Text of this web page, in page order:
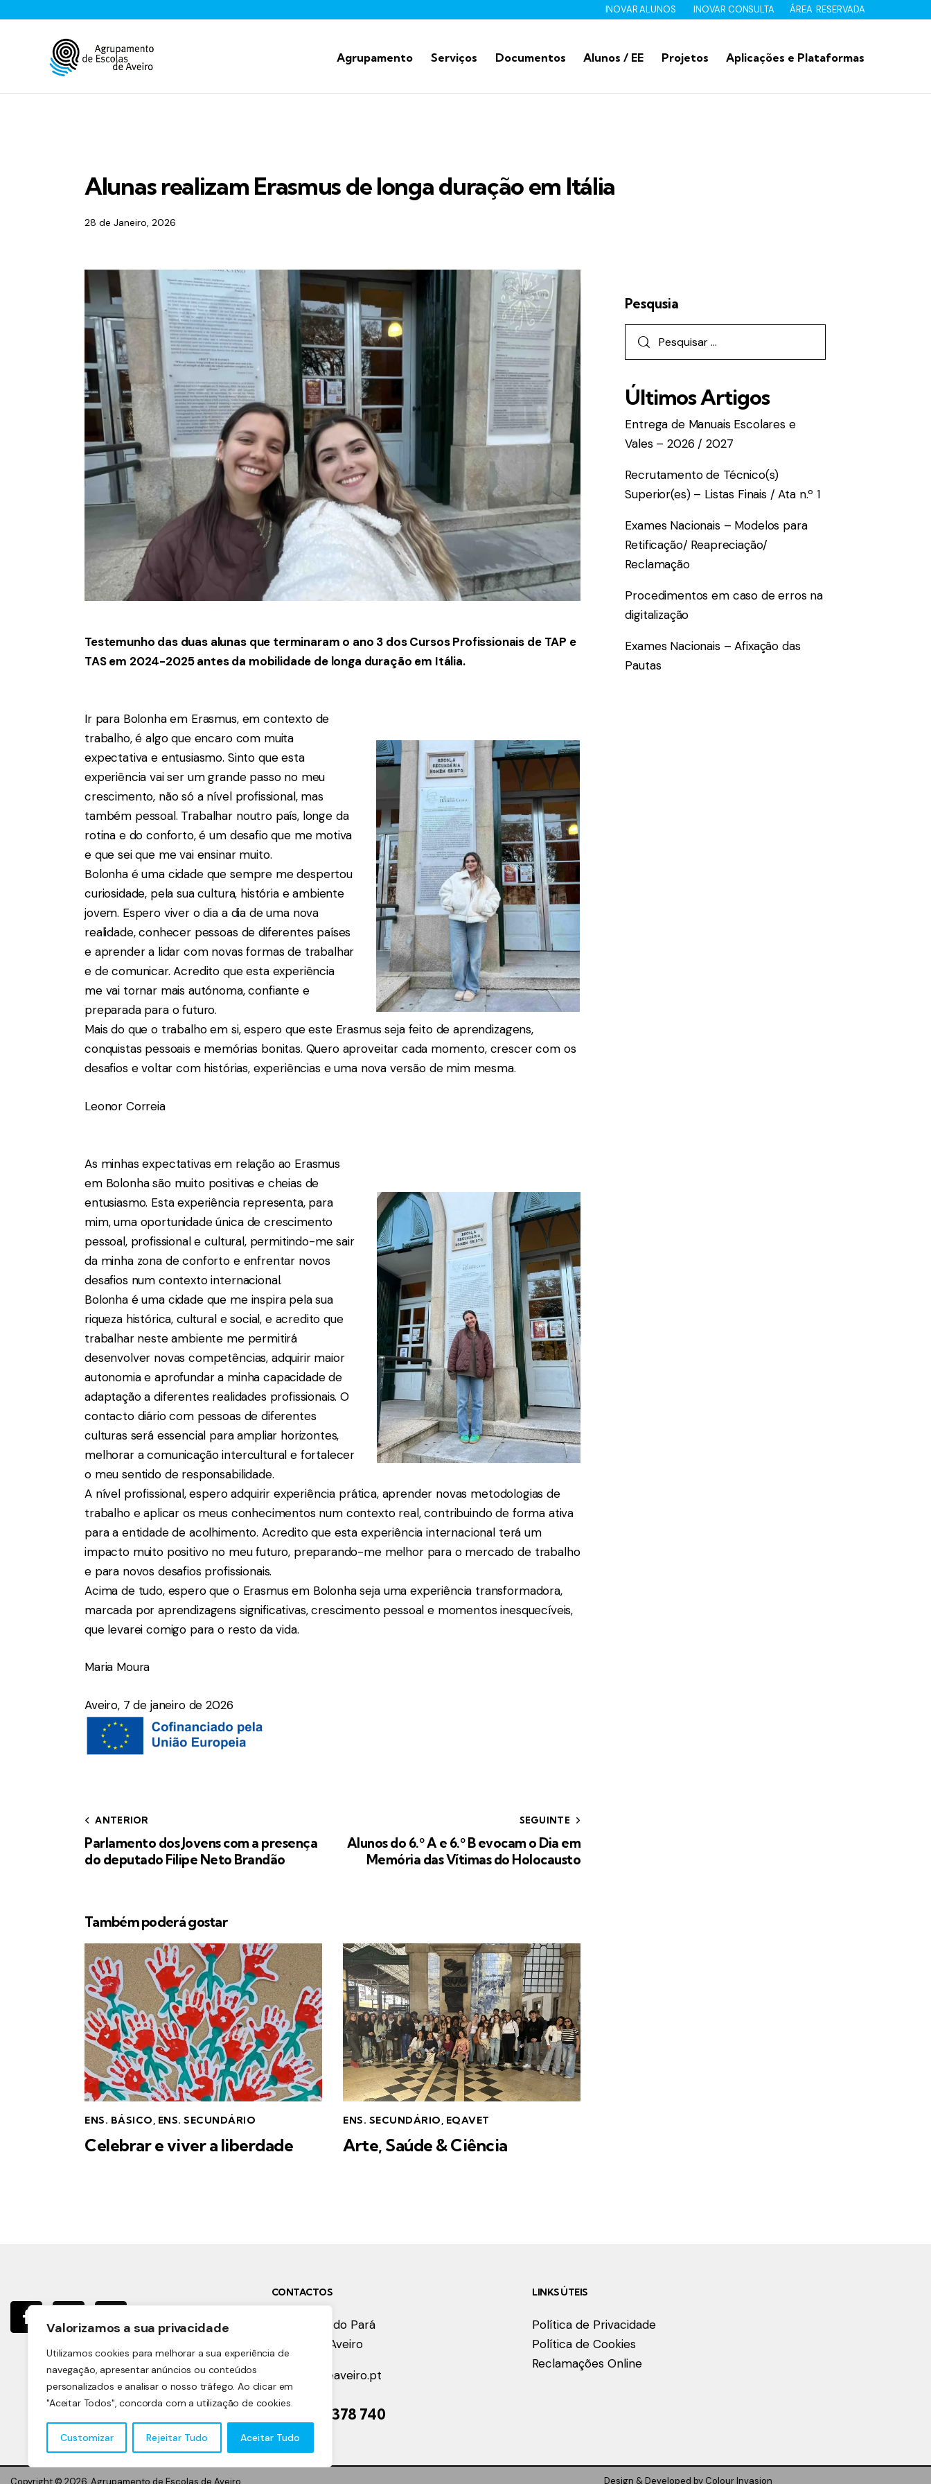
Valorizamos a sua privacidade
Utilizamos cookies para melhorar a sua experiência de
navegação, apresentar anúncios ou conteúdos
personalizados e analisar o nosso tráfego. Ao clicar em
"Aceitar Todos", concorda com a utilização de cookies.
Customizar Rejeitar Tudo Aceitar Tudo
INOVAR ALUNOS INOVAR CONSULTA ÁREA RESERVADA
Agrupamento Serviços Documentos Alunos / EE Projetos Aplicações e Plataformas
Alunas realizam Erasmus de longa duração em Itália
28 de Janeiro, 2026
Testemunho das duas alunas que terminaram o ano 3 dos Cursos Profissionais de TAP e
TAS em 2024-2025 antes da mobilidade de longa duração em Itália.
Ir para Bolonha em Erasmus, em contexto de
trabalho, é algo que encaro com muita
expectativa e entusiasmo. Sinto que esta
experiência vai ser um grande passo no meu
crescimento, não só a nível profissional, mas
também pessoal. Trabalhar noutro país, longe da
rotina e do conforto, é um desafio que me motiva
e que sei que me vai ensinar muito.
Bolonha é uma cidade que sempre me despertou
curiosidade, pela sua cultura, história e ambiente
jovem. Espero viver o dia a dia de uma nova
realidade, conhecer pessoas de diferentes países
e aprender a lidar com novas formas de trabalhar
e de comunicar. Acredito que esta experiência
me vai tornar mais autónoma, confiante e
preparada para o futuro.
Mais do que o trabalho em si, espero que este Erasmus seja feito de aprendizagens,
conquistas pessoais e memórias bonitas. Quero aproveitar cada momento, crescer com os
desafios e voltar com histórias, experiências e uma nova versão de mim mesma.
Leonor Correia
As minhas expectativas em relação ao Erasmus
em Bolonha são muito positivas e cheias de
entusiasmo. Esta experiência representa, para
mim, uma oportunidade única de crescimento
pessoal, profissional e cultural, permitindo-me sair
da minha zona de conforto e enfrentar novos
desafios num contexto internacional.
Bolonha é uma cidade que me inspira pela sua
riqueza histórica, cultural e social, e acredito que
trabalhar neste ambiente me permitirá
desenvolver novas competências, adquirir maior
autonomia e aprofundar a minha capacidade de
adaptação a diferentes realidades profissionais. O
contacto diário com pessoas de diferentes
culturas será essencial para ampliar horizontes,
melhorar a comunicação intercultural e fortalecer
o meu sentido de responsabilidade.
A nível profissional, espero adquirir experiência prática, aprender novas metodologias de
trabalho e aplicar os meus conhecimentos num contexto real, contribuindo de forma ativa
para a entidade de acolhimento. Acredito que esta experiência internacional terá um
impacto muito positivo no meu futuro, preparando-me melhor para o mercado de trabalho
e para novos desafios profissionais.
Acima de tudo, espero que o Erasmus em Bolonha seja uma experiência transformadora,
marcada por aprendizagens significativas, crescimento pessoal e momentos inesquecíveis,
que levarei comigo para o resto da vida.
Maria Moura
Aveiro, 7 de janeiro de 2026
ANTERIOR
Parlamento dos Jovens com a presença
do deputado Filipe Neto Brandão
SEGUINTE
Alunos do 6.º A e 6.º B evocam o Dia em
Memória das Vítimas do Holocausto
Também poderá gostar
ENS. BÁSICO, ENS. SECUNDÁRIO
Celebrar e viver a liberdade
ENS. SECUNDÁRIO, EQAVET
Arte, Saúde & Ciência
Pesqusia
Últimos Artigos
Entrega de Manuais Escolares e
Vales – 2026 / 2027
Recrutamento de Técnico(s)
Superior(es) – Listas Finais / Ata n.º 1
Exames Nacionais – Modelos para
Retificação/ Reapreciação/
Reclamação
Procedimentos em caso de erros na
digitalização
Exames Nacionais – Afixação das
Pautas
CONTACTOS
Rua Belém do Pará
Aveiro
eaveiro.pt
34 378 740
LINKS ÚTEIS
Política de Privacidade
Política de Cookies
Reclamações Online
Copyright © 2026. Agrupamento de Escolas de Aveiro. Design & Developed by Colour Invasion